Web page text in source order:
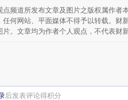
点频道所发布文章及图片之版权属作者
任何网站、平面媒体不得予以转载。财
片。文章均为作者个人观点，不代表财
后发表评论得积分